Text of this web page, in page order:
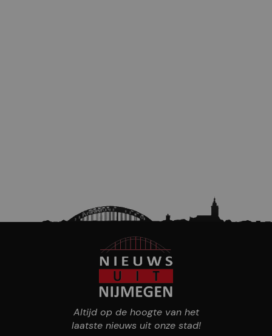
Altijd op de hoogte van het
laatste nieuws uit onze stad!